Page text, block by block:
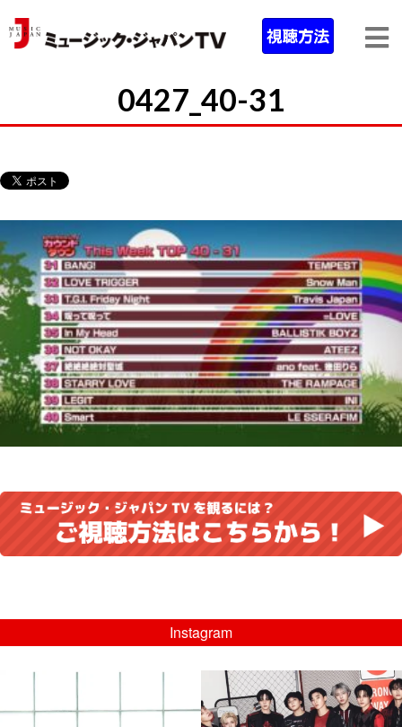
0427_40-31
Instagram
💡8/5(水)特番放送！
...
musicjapantv
💡08/05(水)23:00特番放送！
...